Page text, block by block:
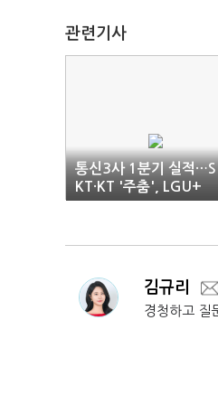
관련기사
통신3사 1분기 실적…S
KT·KT '주춤', LGU+
'반사이익'
김규리
경청하고 질